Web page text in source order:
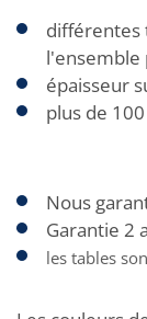
différentes
l'ensemble
épaisseur
plus de
Nous
Garantie 2
les tables